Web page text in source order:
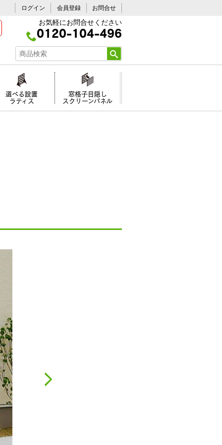
ログイン 会員登録 お問合せ
お気軽にお問合せください
0120-104-496
選べる設置
ラティス
窓格子目隠し
スクリーンパネル